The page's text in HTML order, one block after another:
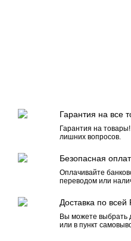
Гарантия на все
Гарантия на
лишних вопросов.
Безопасная
Оплачивайте
переводом или
Доставка по всей
Вы можете выбрать
или в пункт